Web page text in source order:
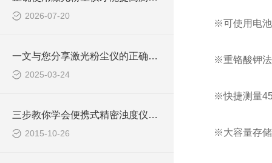
2026-07-20
一文与您分享激光粉尘仪的正确使用步骤
2025-03-24
三步教你学会便携式精密浊度仪的使用
2015-10-26
※可使用电
※重铬酸钾
※快捷测量
※大容量存